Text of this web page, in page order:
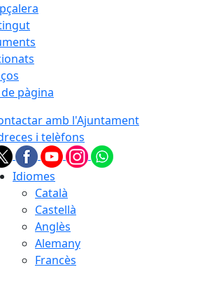
pàgina
amb l'Ajuntament
i telèfons
Idiomes
Català
Castellà
Anglès
Alemany
Francès